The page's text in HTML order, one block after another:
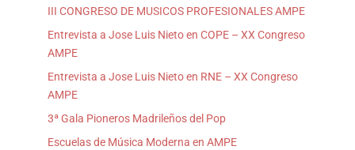
III CONGRESO DE MUSICOS PROFESIONALES AMPE
Entrevista a Jose Luis Nieto en COPE – XX Congreso
AMPE
Entrevista a Jose Luis Nieto en RNE – XX Congreso
AMPE
3ª Gala Pioneros Madrileños del Pop
Escuelas de Música Moderna en AMPE